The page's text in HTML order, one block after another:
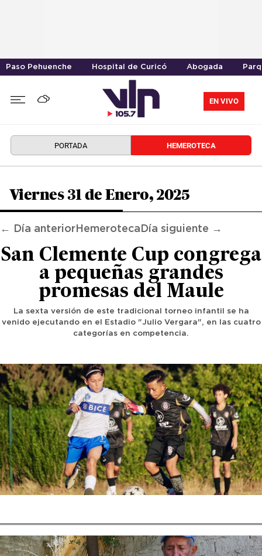
Paso Pehuenche Hospital de Curicó Abogada
EN VIVO
PORTADA HEMEROTECA
Viernes 31 de Enero, 2025
← Día anterior Hemeroteca Día siguiente →
San Clemente Cup congrega
a pequeñas grandes
promesas del Maule
La sexta versión de este tradicional torneo infantil se ha
venido ejecutando en el Estadio "Julio Vergara", en las cuatro
categorías en competencia.